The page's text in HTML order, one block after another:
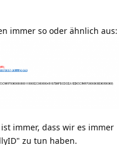
immer so oder ähnlich aus:
immer, dass wir es immer
zu tun haben.